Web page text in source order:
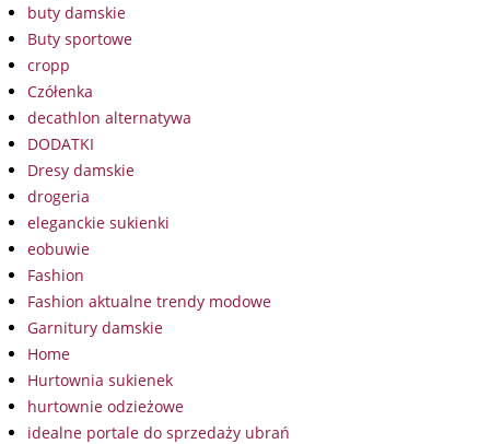
buty damskie
Buty sportowe
cropp
Czółenka
decathlon alternatywa
DODATKI
Dresy damskie
drogeria
eleganckie sukienki
eobuwie
Fashion
Fashion aktualne trendy modowe
Garnitury damskie
Home
Hurtownia sukienek
hurtownie odzieżowe
idealne portale do sprzedaży ubrań